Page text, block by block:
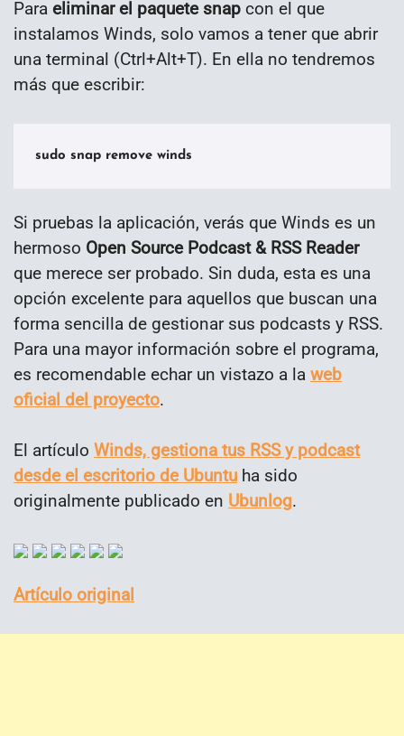
Para eliminar el paquete snap con el que
instalamos Winds, solo vamos a tener que abrir
una terminal (Ctrl+Alt+T). En ella no tendremos
más que escribir:
sudo snap remove winds
Si pruebas la aplicación, verás que Winds es un
hermoso Open Source Podcast & RSS Reader
que merece ser probado. Sin duda, esta es una
opción excelente para aquellos que buscan una
forma sencilla de gestionar sus podcasts y RSS.
Para una mayor información sobre el programa,
es recomendable echar un vistazo a la web
oficial del proyecto.
El artículo Winds, gestiona tus RSS y podcast
desde el escritorio de Ubuntu ha sido
originalmente publicado en Ubunlog.
Artículo original